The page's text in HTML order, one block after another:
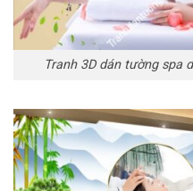
Tranh 3D dán tường spa